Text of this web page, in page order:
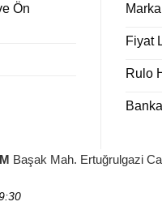
Ön
Fiyat
Rulo
Başak Mah. Ertuğrulgazi